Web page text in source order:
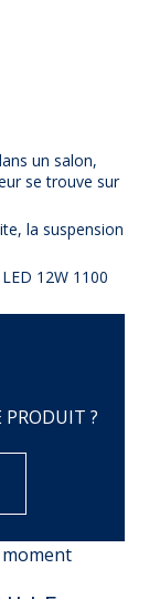
un salon,
se trouve sur
la suspension
12W 1100
PRODUIT ?